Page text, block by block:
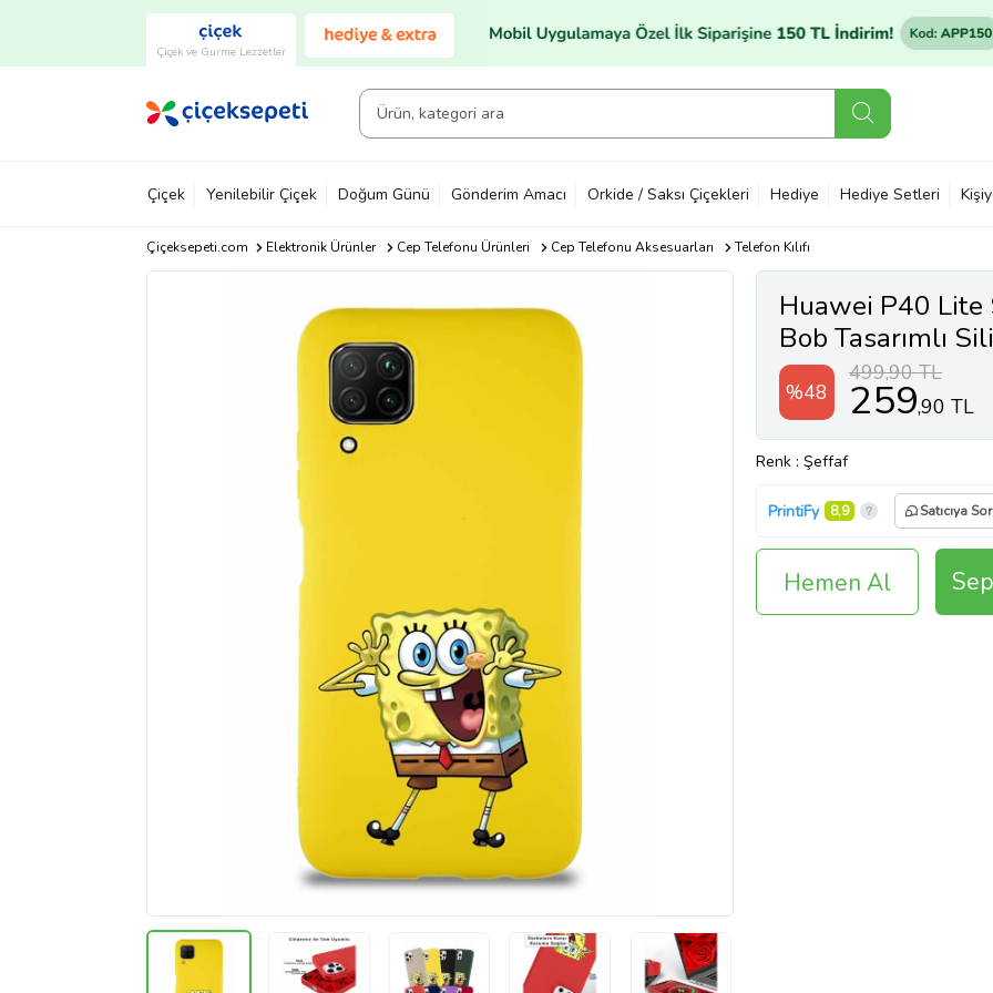
Çiçek ve Gurme Lezzetler
Çiçek Yenilebilir Çiçek Doğum Günü Gönderim Amacı Orkide / Saksı Çiçekleri Hediye Hediye Setleri
Çiçeksepeti.com Elektronik Ürünler Cep Telefonu Ürünleri Cep Telefonu Aksesuarları Telefon Kılıfı
Huawei P40 Lite
Bob Tasarımlı
%48
499,90 TL
259,90 TL
Renk : Şeffaf
PrintiFy 8,9 Satıcıya Sor
Hemen Al